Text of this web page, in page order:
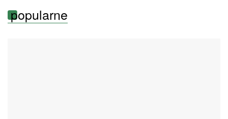
popularne